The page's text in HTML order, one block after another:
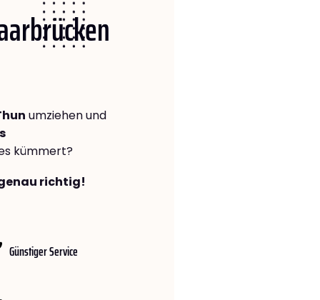
umziehen und
kümmert?
richtig!
Günstiger Service